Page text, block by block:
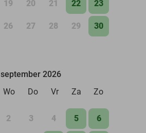
19 20 21 22 23
26 27 28 29 30
september 2026
Wo Do Vr Za Zo
2 3 4 5 6